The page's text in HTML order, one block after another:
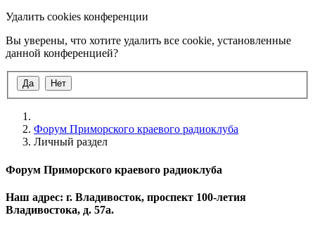
Удалить cookies конференции
Вы уверены, что хотите удалить все cookie, установленные
данной конференцией?
Форум Приморского краевого радиоклуба
Личный раздел
Форум Приморского краевого радиоклуба
Наш адрес: г. Владивосток, проспект 100-летия
Владивостока, д. 57а.